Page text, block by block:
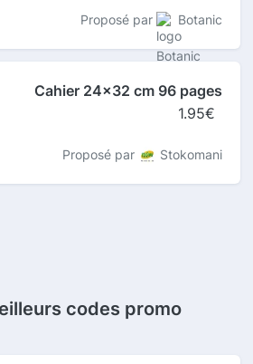
Proposé par Botanic
Cahier 24x32 cm 96 pages
1.95€
Proposé par Stokomani
codes promo